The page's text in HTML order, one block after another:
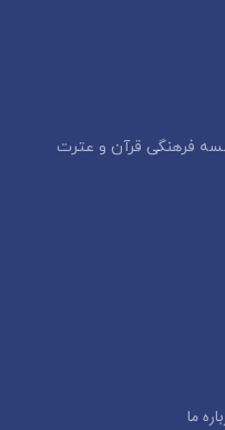
فرهنگی قرآن و عترت
ما